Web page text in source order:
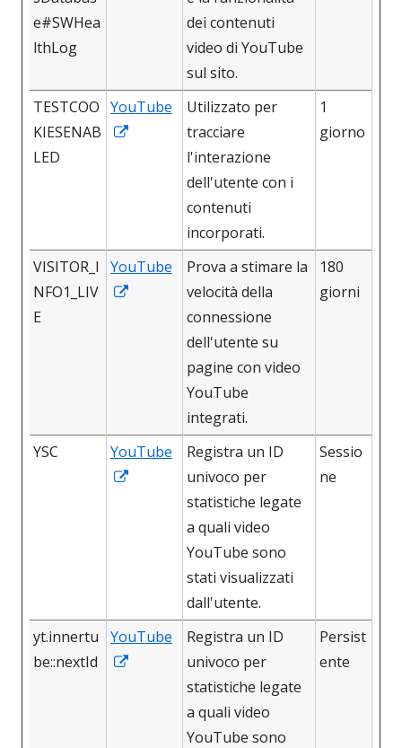
e#SWHea
lthLog
dei contenuti
video di YouTube
sul sito.
TESTCOO
KIESENAB
LED
YouTube
Utilizzato per
tracciare
l'interazione
dell'utente con i
contenuti
incorporati.
1
giorno
VISITOR_I
NFO1_LIV
E
YouTube
Prova a stimare la
velocità della
connessione
dell'utente su
pagine con video
YouTube
integrati.
180
giorni
YSC
YouTube
Registra un ID
univoco per
statistiche legate
a quali video
YouTube sono
stati visualizzati
dall'utente.
Sessio
ne
yt.innertu
be::nextId
YouTube
Registra un ID
univoco per
statistiche legate
a quali video
YouTube sono
Persist
ente